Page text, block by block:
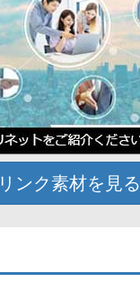
リンク素材を見る